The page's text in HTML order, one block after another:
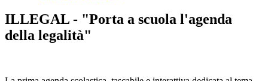
ILLEGAL - "Porta a scuola l'agenda
della legalità"